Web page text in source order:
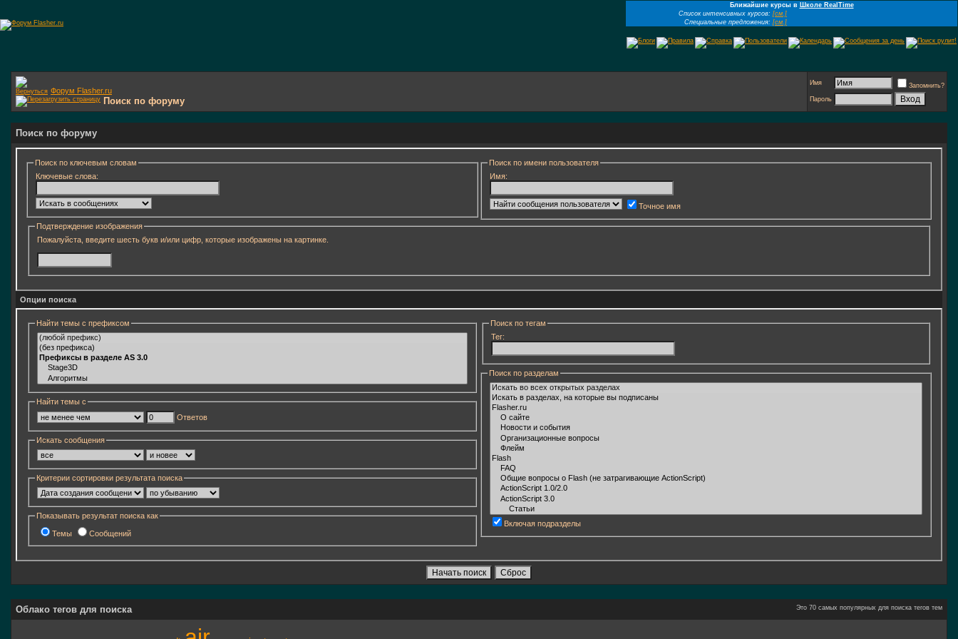
Ближайшие курсы в Школе RealTime
Список интенсивных курсов: [см.]
Специальные предложения: [см.]
Форум Flasher.ru
Поиск по форуму
Имя
Запомнить?
Пароль
Поиск по форуму
Поиск по ключевым словам
Ключевые слова:
Поиск по имени пользователя
Имя:
Точное имя
Подтверждение изображения
Пожалуйста, введите шесть букв и/или цифр, которые изображены на картинке.
Опции поиска
Найти темы с префиксом
Найти темы с
Ответов
Искать сообщения
Критерии сортировки результата поиска
Показывать результат поиска как
Темы Сообщений
Поиск по тегам
Тег:
Поиск по разделам
Включая подразделы
Это 70 самых популярных для поиска тегов тем
Облако тегов для поиска